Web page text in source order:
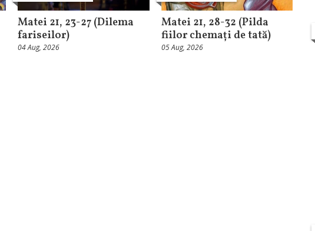
Matei 21, 23-27 (Dilema
fariseilor)
04 Aug, 2026
Matei 21, 28-32 (Pilda
fiilor chemați de tată)
05 Aug, 2026